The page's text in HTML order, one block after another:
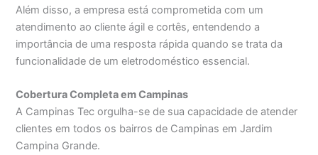
Além disso, a empresa está comprometida com um
atendimento ao cliente ágil e cortês, entendendo a
importância de uma resposta rápida quando se trata da
funcionalidade de um eletrodoméstico essencial.
Cobertura Completa em Campinas
A Campinas Tec orgulha-se de sua capacidade de atender
clientes em todos os bairros de Campinas em Jardim
Campina Grande.